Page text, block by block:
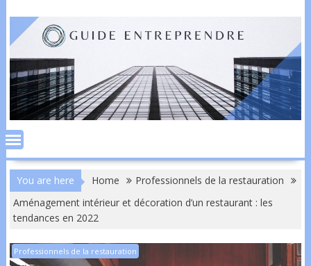
content
You are here Home
Professionnels de la restauration
Aménagement intérieur et décoration d’un restaurant : les
tendances en 2022
Professionnels de la restauration